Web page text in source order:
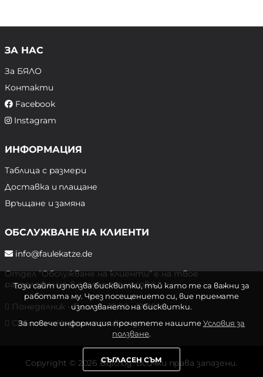
ЗА НАС
За БЯЛО
Контакти
Facebook
Instagram
ИНФОРМАЦИЯ
Таблица с размери
Доставка и плащане
Връщане и замяна
ОБСЛУЖВАНЕ НА КЛИЕНТИ
info@faulekatze.de
Отдел "Обслужване на клиенти" е на твое
разположение в следните часове:
Понеделник - Петък: 10:00 - 19:00 ч.
Събота и Неделя: почивен ден
Copyright © 2026 Bqlo.bg. Всички права запазени.
Този сайт използва бисквитки, тъй като те са важни за
работата му. Чрез посещението си, вие приемате
използването на бисквитки.
За повече информация прочетете нашитеУсловия за
ползване.
СЪГЛАСЕН СЪМ